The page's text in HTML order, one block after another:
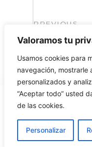
Valoramos tu
Usamos cookies para
navegación, mostrarle
personalizados y
“Aceptar todo” usted
de las cookies.
Personalizar
PREVIOUS